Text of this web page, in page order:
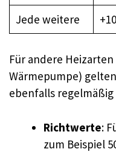
Jede weitere
Für andere
Wärmepumpe)
ebenfalls
Richtwerte:
zum Beispiel